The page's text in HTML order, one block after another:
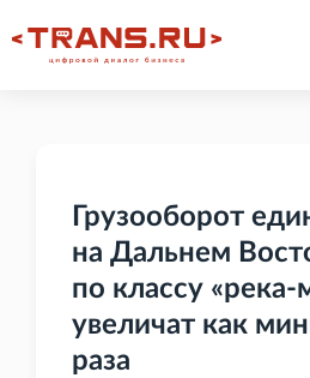
Грузооборот
на Дальнем
по классу «река-
увеличат как
раза